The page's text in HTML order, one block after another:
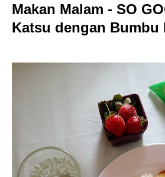
Makan Malam - SO
Katsu dengan Bumbu